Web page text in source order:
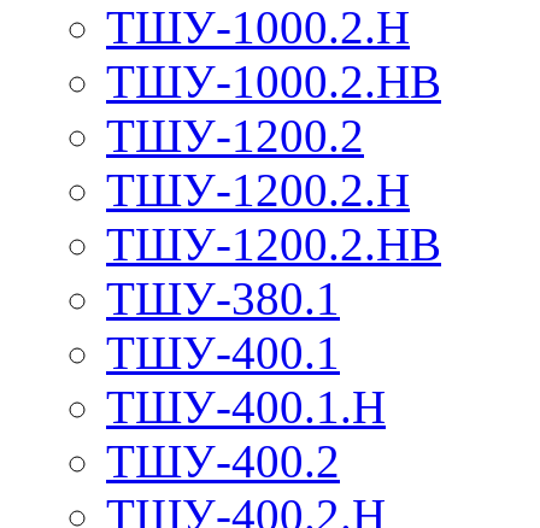
ТШУ-1000.2.Н
ТШУ-1000.2.НВ
ТШУ-1200.2
ТШУ-1200.2.Н
ТШУ-1200.2.НВ
ТШУ-380.1
ТШУ-400.1
ТШУ-400.1.Н
ТШУ-400.2
ТШУ-400.2.Н